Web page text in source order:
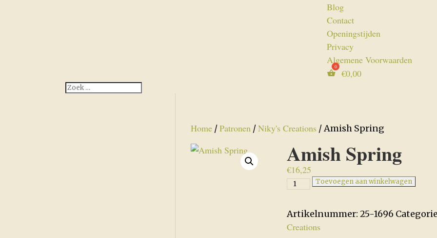
Blog
Contact
Openingstijden
Privacy
Algemene Voorwaarden
€0,00
Home /Patronen /Niky's Creations / Amish Spring
Amish Spring
€16,25
Amish
aantal
Toevoegen aan winkelwagen
Artikelnummer: 25-1696
Creations